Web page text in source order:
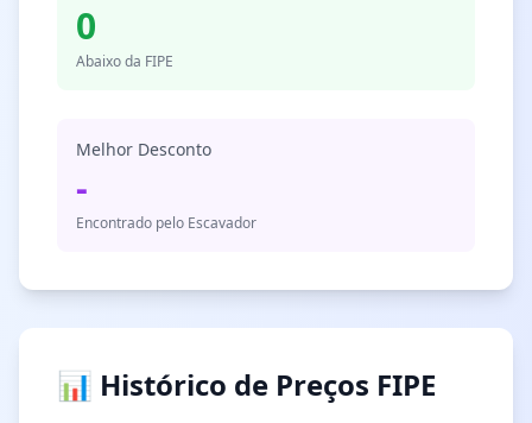
0
Abaixo da FIPE
Melhor Desconto
-
Encontrado pelo Escavador
📊 Histórico de Preços FIPE